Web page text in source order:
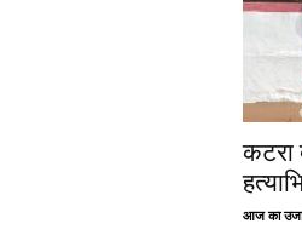
कटरा
आज का